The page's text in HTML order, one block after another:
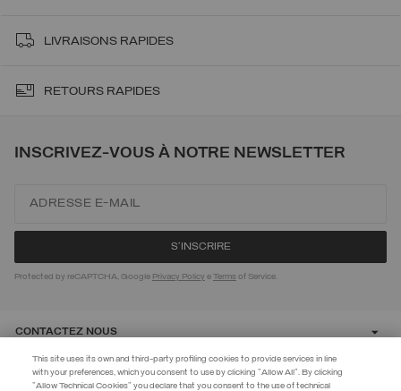
LIVRAISONS RAPIDES
RETOURS RAPIDES
INSCRIVEZ-VOUS À NOTRE NEWSLETTER
Protected by reCAPTCHA, Google Privacy Policy eTerms of Service.
CONTACTEZ NOUS
CUSTOMER CARE
This site uses its own and third-party profiling cookies to provide services in line
with your preferences, which you consent to use by clicking "Allow All". By clicking
"Allow Technical Cookies" you declare that you consent to the use of technical